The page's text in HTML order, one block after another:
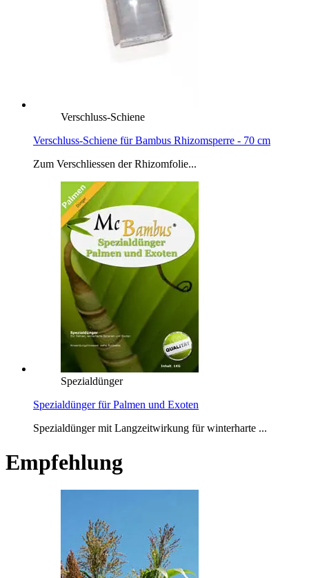
Verschluss-Schiene
Verschluss-Schiene für Bambus Rhizomsperre - 70 cm
Zum Verschliessen der Rhizomfolie...
Spezialdünger
Spezialdünger für Palmen und Exoten
Spezialdünger mit Langzeitwirkung für winterharte ...
Empfehlung